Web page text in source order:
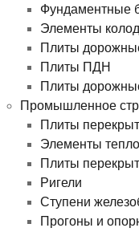
Фундаментные
Элементы
Плиты
Плиты ПДН
Плиты
Промышленное
Плиты
Элементы
Плиты
Ригели
Ступени
Прогоны и